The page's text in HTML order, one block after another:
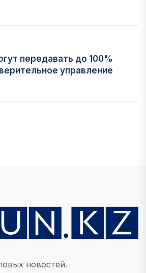
передавать до 100%
управление
потратил больше всего в
новостей.